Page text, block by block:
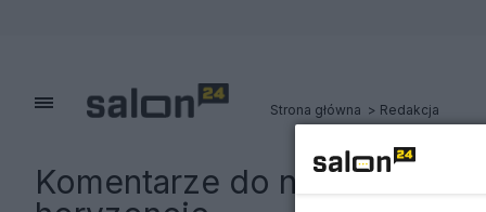
Strona główna Redakcja
Komentarze do notki: